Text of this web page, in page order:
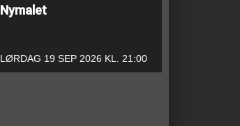
Nymalet
LØRDAG 19 SEP 2026 KL. 21:00